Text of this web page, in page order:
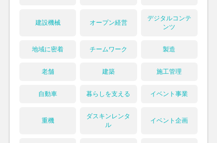
建設機械 オープン経営
デジタルコンテ
ンツ
地域に密着 チームワーク 製造
老舗 建築 施工管理
自動車 暮らしを支える イベント事業
重機
ダスキンレンタ
ル
イベント企画